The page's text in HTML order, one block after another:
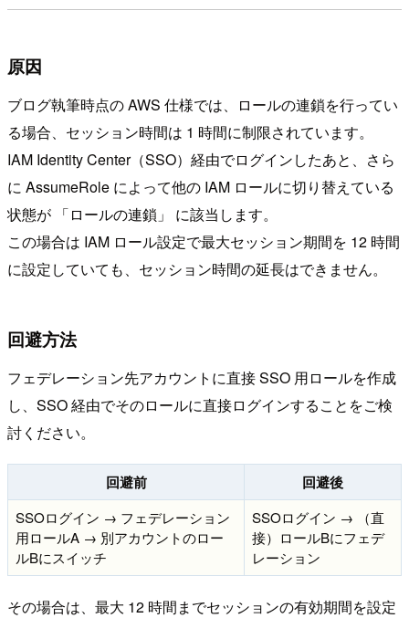
原因
ブログ執筆時点の AWS 仕様では、ロールの連鎖を行ってい
る場合、セッション時間は 1 時間に制限されています。
IAM Identity Center（SSO）経由でログインしたあと、さら
に AssumeRole によって他の IAM ロールに切り替えている
状態が 「ロールの連鎖」 に該当します。
この場合は IAM ロール設定で最大セッション期間を 12 時間
に設定していても、セッション時間の延長はできません。
回避方法
フェデレーション先アカウントに直接 SSO 用ロールを作成
し、SSO 経由でそのロールに直接ログインすることをご検
討ください。
回避前 回避後
SSOログイン → フェデレーション
用ロールA → 別アカウントのロー
ルBにスイッチ
SSOログイン → （直
接）ロールBにフェデ
レーション
その場合は、最大 12 時間までセッションの有効期間を設定